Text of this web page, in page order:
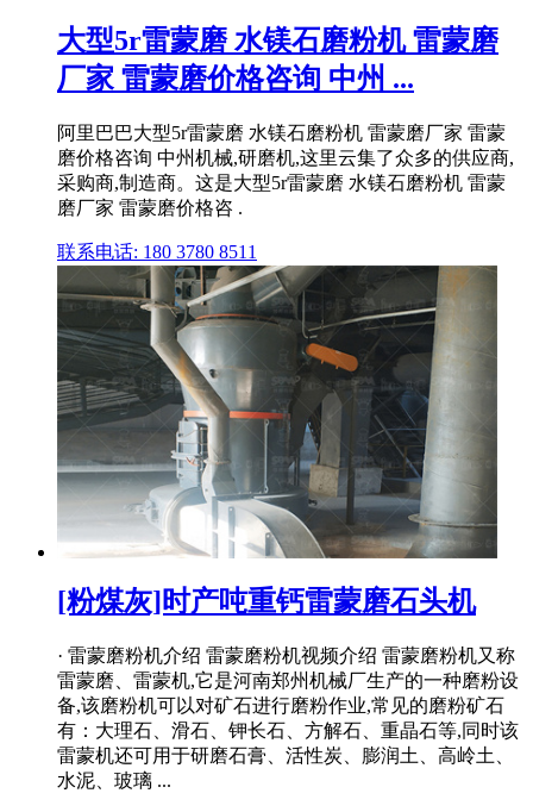
大型5r雷蒙磨 水镁石磨粉机 雷蒙磨
厂家 雷蒙磨价格咨询 中州 ...
阿里巴巴大型5r雷蒙磨 水镁石磨粉机 雷蒙磨厂家 雷蒙
磨价格咨询 中州机械,研磨机,这里云集了众多的供应商,
采购商,制造商。这是大型5r雷蒙磨 水镁石磨粉机 雷蒙
磨厂家 雷蒙磨价格咨 .
联系电话: 180 3780 8511
[粉煤灰]时产吨重钙雷蒙磨石头机
· 雷蒙磨粉机介绍 雷蒙磨粉机视频介绍 雷蒙磨粉机又称
雷蒙磨、雷蒙机,它是河南郑州机械厂生产的一种磨粉设
备,该磨粉机可以对矿石进行磨粉作业,常见的磨粉矿石
有：大理石、滑石、钾长石、方解石、重晶石等,同时该
雷蒙机还可用于研磨石膏、活性炭、膨润土、高岭土、
水泥、玻璃 ...